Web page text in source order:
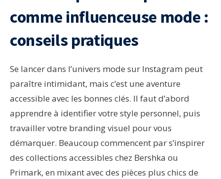
comme influenceuse mode :
conseils pratiques
Se lancer dans l’univers mode sur Instagram peut
paraître intimidant, mais c’est une aventure
accessible avec les bonnes clés. Il faut d’abord
apprendre à identifier votre style personnel, puis
travailler votre branding visuel pour vous
démarquer. Beaucoup commencent par s’inspirer
des collections accessibles chez Bershka ou
Primark, en mixant avec des pièces plus chics de